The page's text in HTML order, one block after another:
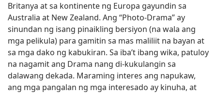
Britanya at sa kontinente ng Europa gayundin sa
Australia at New Zealand. Ang “Photo-Drama” ay
sinundan ng isang pinaikling bersiyon (na wala ang
mga pelikula) para gamitin sa mas maliliit na bayan at
sa mga dako ng kabukiran. Sa iba’t ibang wika, patuloy
na nagamit ang Drama nang di-kukulangin sa
dalawang dekada. Maraming interes ang napukaw,
ang mga pangalan ng mga interesado ay kinuha, at